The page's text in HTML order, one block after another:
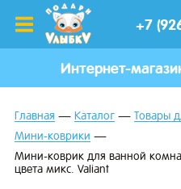
+7
Интернет-
Главная Каталог Товары
Мини-коврики
Мини-коврик для ванной
цвета микс. Valiant